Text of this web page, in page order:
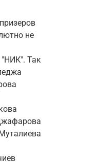
не
Так